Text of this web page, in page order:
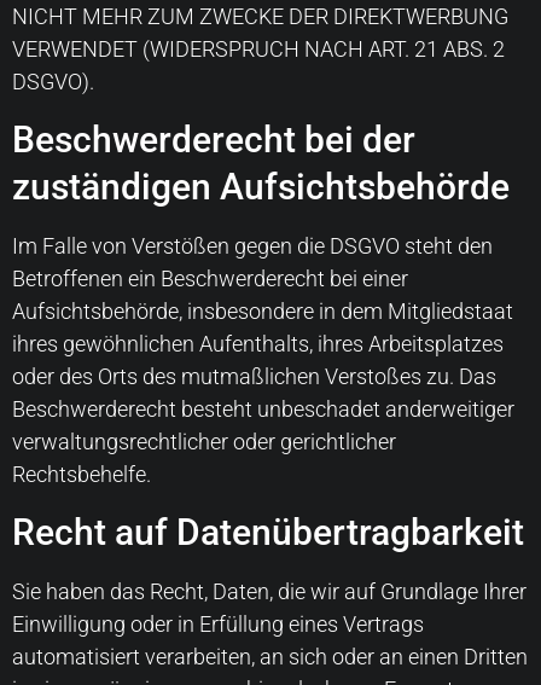
NICHT MEHR ZUM ZWECKE DER DIREKTWERBUNG
VERWENDET (WIDERSPRUCH NACH ART. 21 ABS. 2
DSGVO).
Beschwerde­recht bei der
zuständigen Aufsichts­behörde
Im Falle von Verstößen gegen die DSGVO steht den
Betroffenen ein Beschwerderecht bei einer
Aufsichtsbehörde, insbesondere in dem Mitgliedstaat
ihres gewöhnlichen Aufenthalts, ihres Arbeitsplatzes
oder des Orts des mutmaßlichen Verstoßes zu. Das
Beschwerderecht besteht unbeschadet anderweitiger
verwaltungsrechtlicher oder gerichtlicher
Rechtsbehelfe.
Recht auf Daten­übertrag­barkeit
Sie haben das Recht, Daten, die wir auf Grundlage Ihrer
Einwilligung oder in Erfüllung eines Vertrags
automatisiert verarbeiten, an sich oder an einen Dritten